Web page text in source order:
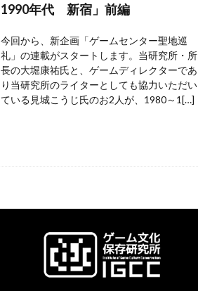
1990年代 新宿」前編
今回から、新企画「ゲームセンター聖地巡
礼」の連載がスタートします。当研究所・所
長の大堀康祐氏と、ゲームディレクターであ
り当研究所のライターとしても協力いただい
ている見城こうじ氏のお2人が、1980～1[…]